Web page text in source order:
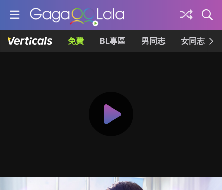
免費 BL專區 男同志 女同志